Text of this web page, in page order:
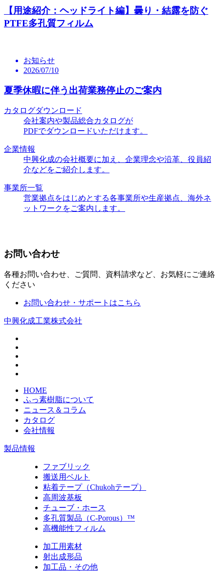
【用途紹介：ヘッドライト編】曇り・結露を防ぐ
PTFE多孔質フィルム
お知らせ
2026/07/10
夏季休暇に伴う出荷業務停止のご案内
カタログダウンロード
会社案内や製品総合カタログが
PDFでダウンロードいただけます。
企業情報
中興化成の会社概要に加え、企業理念や沿革、役員紹
介などをご紹介します。
事業所一覧
営業拠点をはじめとする各事業所や生産拠点、海外ネ
ットワークをご案内します。
お問い合わせ
各種お問い合わせ、ご質問、資料請求など、お気軽にご連絡
ください
お問い合わせ・サポートはこちら
中興化成工業株式会社
HOME
ふっ素樹脂について
ニュース＆コラム
カタログ
会社情報
製品情報
ファブリック
搬送用ベルト
粘着テープ（Chukohテープ）
高周波基板
チューブ・ホース
多孔質製品（C-Porous）™
高機能性フィルム
加工用素材
射出成形品
加工品・その他